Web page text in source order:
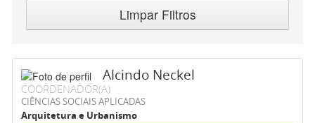
Limpar Filtros
Alcindo Neckel
COORDENADOR(A)
CIÊNCIAS SOCIAIS APLICADAS
Arquitetura e Urbanismo